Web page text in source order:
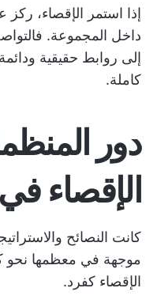
إذا استمر الإقصاء،
داخل المجموعة.
إلى روابط حقيقية
كاملة.
دور
الإقصاء
كانت النصائح
موجهة في معظمها نحو
الإقصاء كفرد.